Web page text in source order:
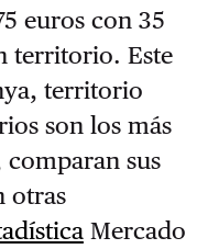
euros con 35
territorio. Este
territorio
son los más
sus
otras
Mercado